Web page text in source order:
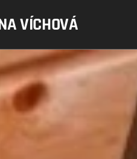
VÍCHOVÁ